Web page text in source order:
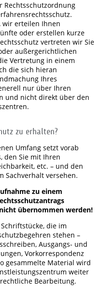
Rechtsschutzordnung
wir erteilen Ihnen
oder erstellen kurze
vertreten wir Sie
außergerichtlichen
Vertretung in einem
die sich hieran
Ihres
nur über Ihren
und nicht direkt über den
zu erhalten?
Umfang setzt vorab
den Sie mit Ihren
etc. – und den
Sachverhalt versehen.
zu einem
übernommen werden!
die im
stehen –
Ausgangs- und
Vorkorrespondenz
gesammelte Material wird
weiter
Bearbeitung.